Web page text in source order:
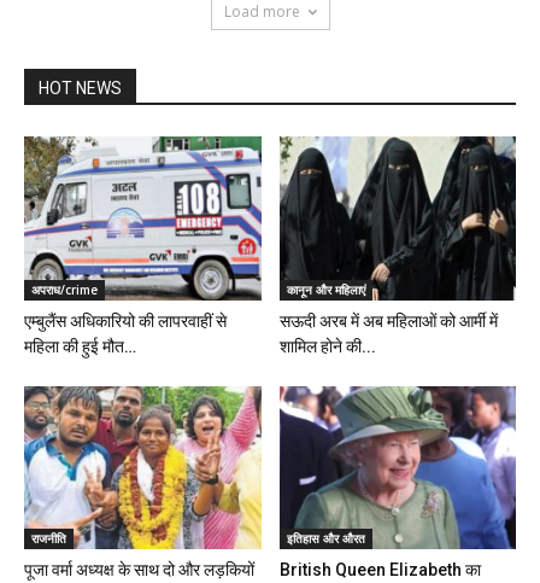
Load more
HOT NEWS
अपराध/crime
एम्बुलैंस अधिकारियो की लापरवाहीं से
महिला की हुई मौत…
कानून और महिलाएं
सऊदी अरब में अब महिलाओं को आर्मी में
शामिल होने की...
राजनीति
पूजा वर्मा अध्यक्ष के साथ दो और लड़कियों
इतिहास और औरत
British Queen Elizabeth का